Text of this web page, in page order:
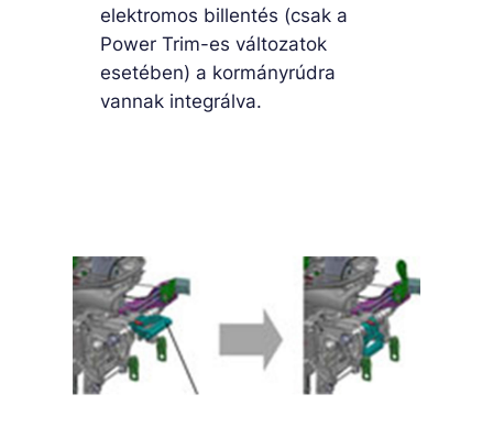
elektromos billentés (csak a
Power Trim-es változatok
esetében) a kormányrúdra
vannak integrálva.